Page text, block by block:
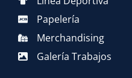
Papelería
Merchandising
Galería Trabajos